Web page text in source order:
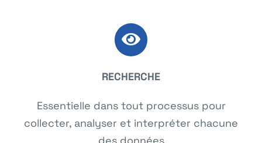
RECHERCHE
Essentielle dans tout processus pour
collecter, analyser et interpréter chacune
des données